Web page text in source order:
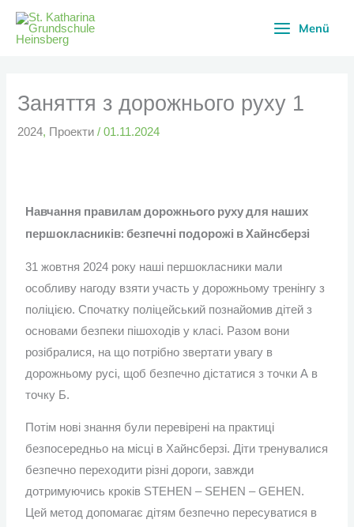
Перейти
Menü
Заняття з дорожнього руху 1
2024, Проекти /01.11.2024
Навчання правилам дорожнього руху для наших
першокласників: безпечні подорожі в Хайнсберзі
31 жовтня 2024 року наші першокласники мали
особливу нагоду взяти участь у дорожньому тренінгу з
поліцією. Спочатку поліцейський познайомив дітей з
основами безпеки пішоходів у класі. Разом вони
розібралися, на що потрібно звертати увагу в
дорожньому русі, щоб безпечно дістатися з точки А в
точку Б.
Потім нові знання були перевірені на практиці
безпосередньо на місці в Хайнсберзі. Діти тренувалися
безпечно переходити різні дороги, завжди
дотримуючись кроків STEHEN – SEHEN – GEHEN.
Цей метод допомагає дітям безпечно пересуватися в